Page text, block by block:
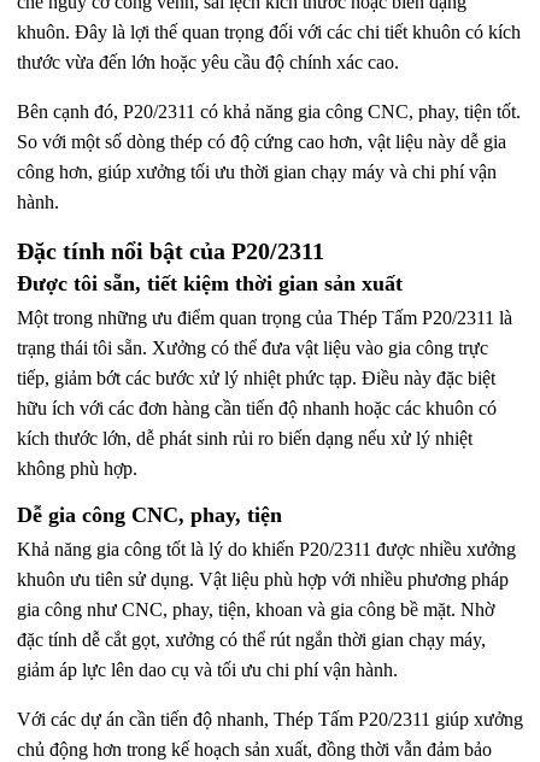
khuôn. Đây là lợi thế quan trọng đối với các chi tiết khuôn có kích
thước vừa đến lớn hoặc yêu cầu độ chính xác cao.
Bên cạnh đó, P20/2311 có khả năng gia công CNC, phay, tiện tốt.
So với một số dòng thép có độ cứng cao hơn, vật liệu này dễ gia
công hơn, giúp xưởng tối ưu thời gian chạy máy và chi phí vận
hành.
Đặc tính nổi bật của P20/2311
Được tôi sẵn, tiết kiệm thời gian sản xuất
Một trong những ưu điểm quan trọng của Thép Tấm P20/2311 là
trạng thái tôi sẵn. Xưởng có thể đưa vật liệu vào gia công trực
tiếp, giảm bớt các bước xử lý nhiệt phức tạp. Điều này đặc biệt
hữu ích với các đơn hàng cần tiến độ nhanh hoặc các khuôn có
kích thước lớn, dễ phát sinh rủi ro biến dạng nếu xử lý nhiệt
không phù hợp.
Dễ gia công CNC, phay, tiện
Khả năng gia công tốt là lý do khiến P20/2311 được nhiều xưởng
khuôn ưu tiên sử dụng. Vật liệu phù hợp với nhiều phương pháp
gia công như CNC, phay, tiện, khoan và gia công bề mặt. Nhờ
đặc tính dễ cắt gọt, xưởng có thể rút ngắn thời gian chạy máy,
giảm áp lực lên dao cụ và tối ưu chi phí vận hành.
Với các dự án cần tiến độ nhanh, Thép Tấm P20/2311 giúp xưởng
chủ động hơn trong kế hoạch sản xuất, đồng thời vẫn đảm bảo